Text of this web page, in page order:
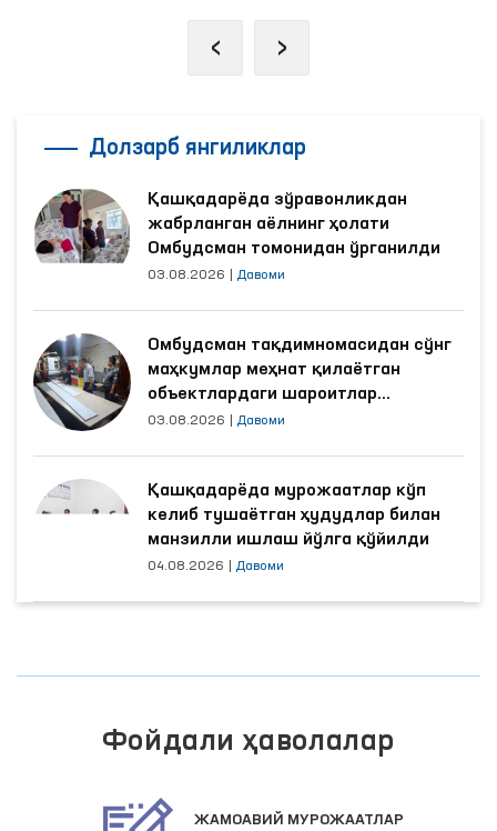
‹ ›
Долзарб янгиликлар
Қашқадарёда зўравонликдан
жабрланган аёлнинг ҳолати
Омбудсман томонидан ўрганилди
03.08.2026 Давоми
Омбудсман тақдимномасидан сўнг
маҳкумлар меҳнат қилаётган
объектлардаги шароитлар
яхшиланди
03.08.2026 Давоми
Қашқадарёда мурожаатлар кўп
келиб тушаётган ҳудудлар билан
манзилли ишлаш йўлга қўйилди
04.08.2026 Давоми
Фойдали ҳаволалар
ПРЕЗИДЕНТНИНГ РАСМИЙ